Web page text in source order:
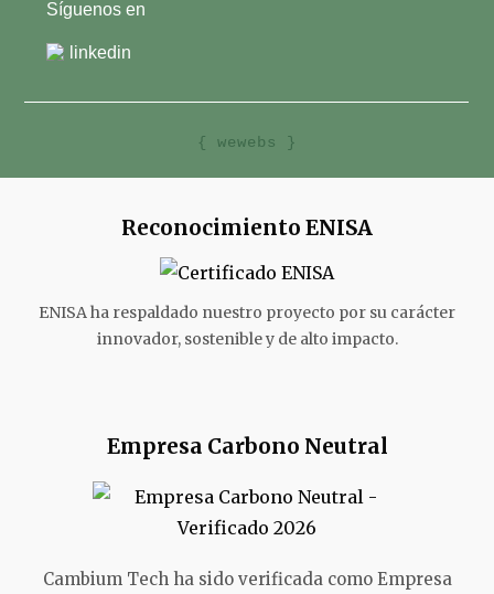
Síguenos en
linkedin
{ wewebs }
Reconocimiento ENISA
ENISA ha respaldado nuestro proyecto por su carácter
innovador, sostenible y de alto impacto.
Empresa Carbono Neutral
Cambium Tech ha sido verificada como Empresa